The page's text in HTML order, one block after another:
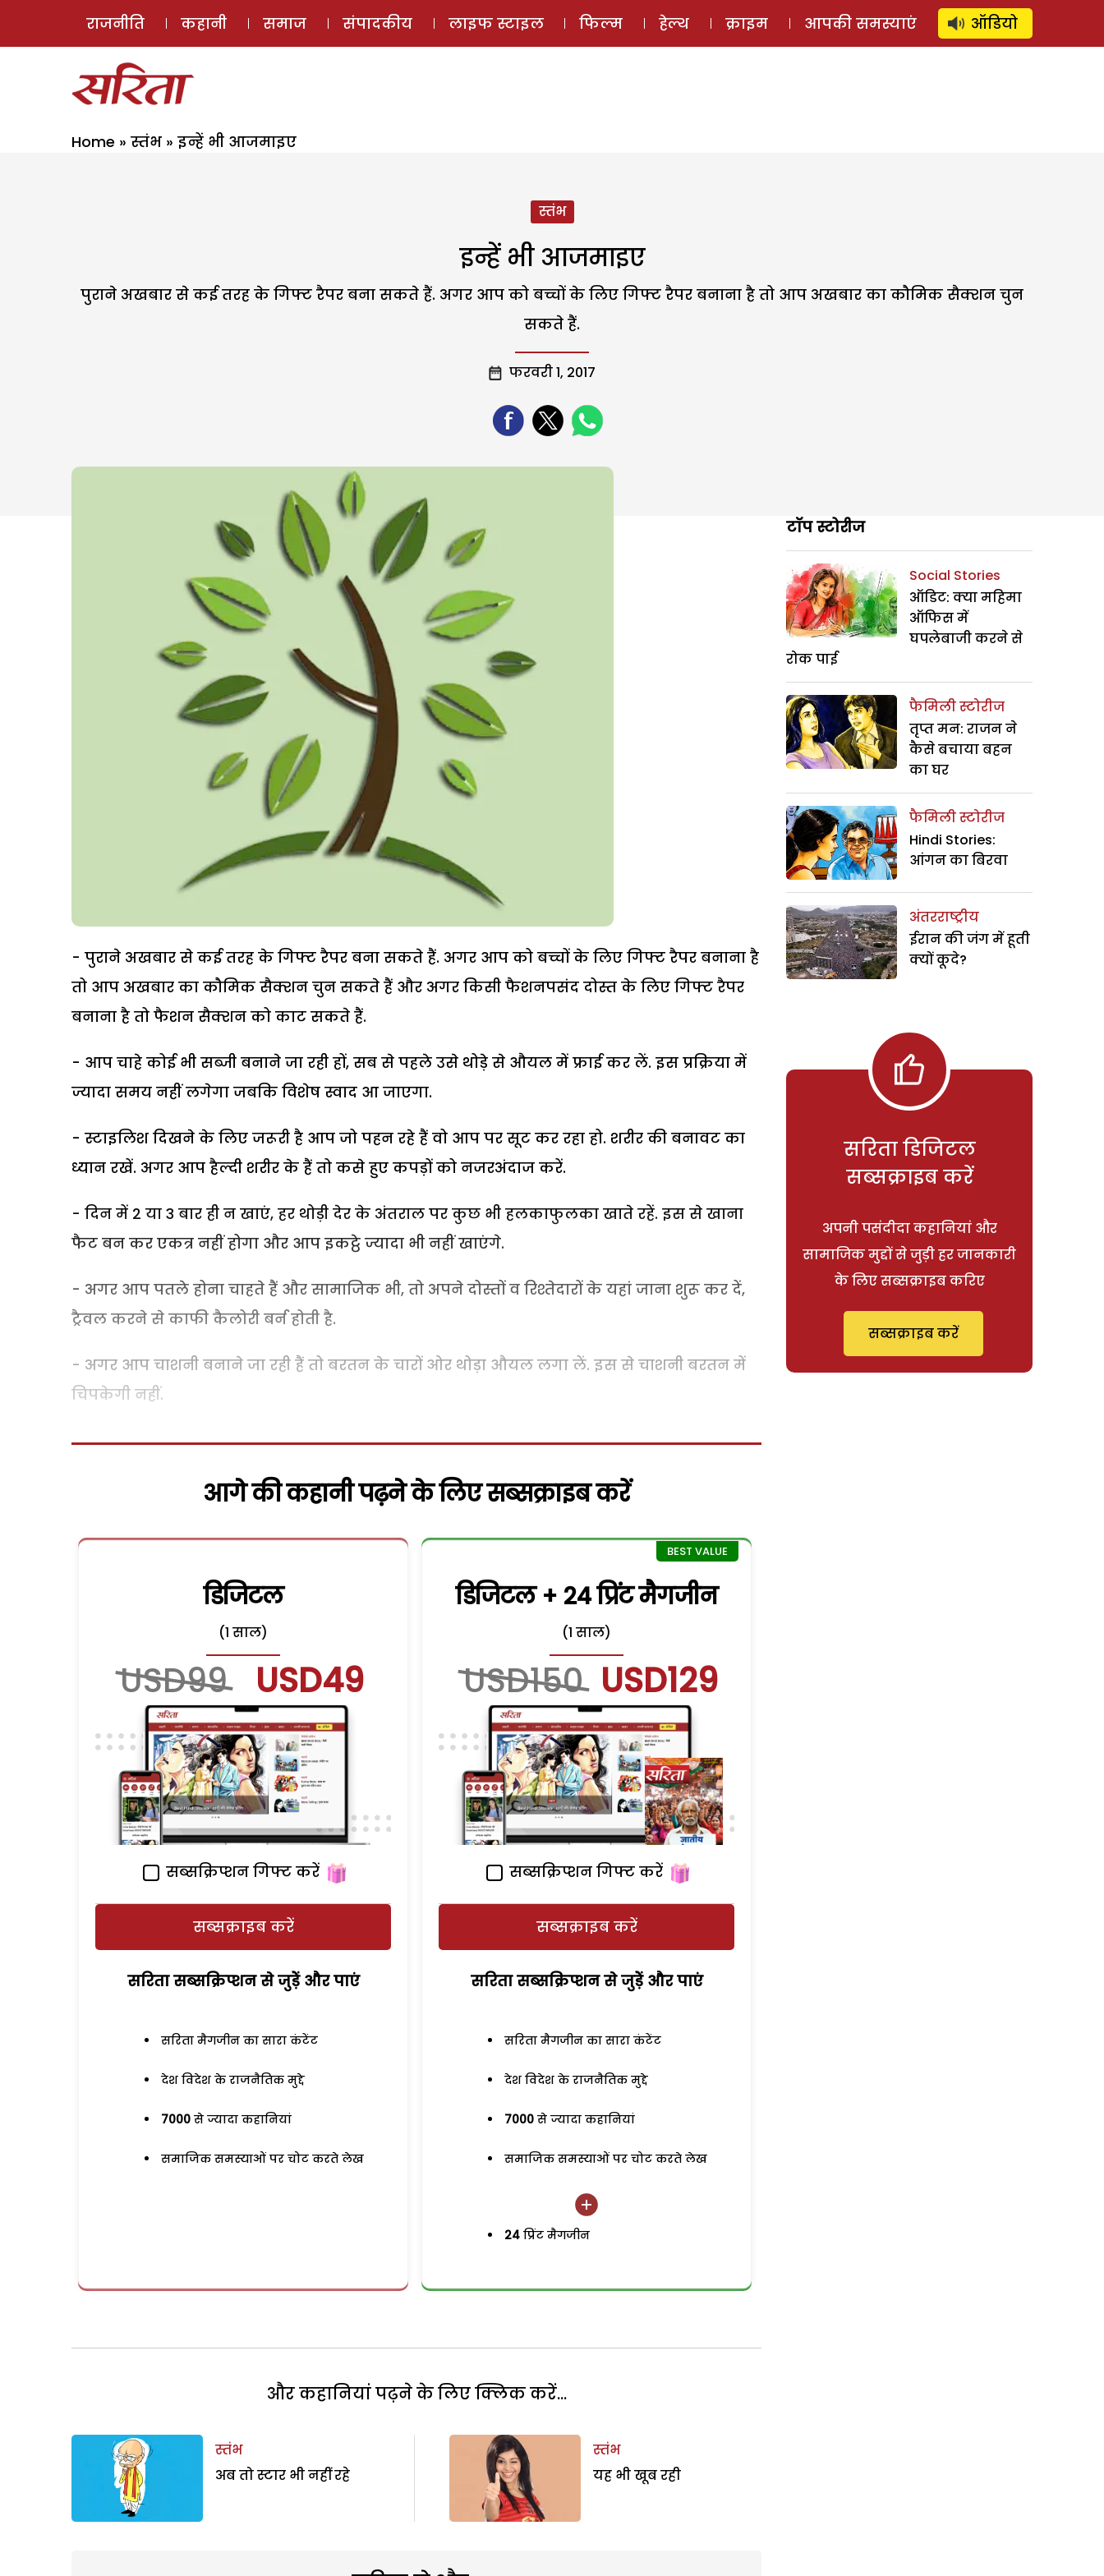
ई-मैगज़ीन ऑडियो स्टोरी लॉग इन ⚲ SUBSCRIBE
राजनीति कहानी समाज संपादकीय लाइफ स्टाइल फिल्म हेल्थ क्राइम आपकी समस्याएं ऑडियो
Home » स्तंभ » इन्हें भी आजमाइए
स्तंभ
इन्हें भी आजमाइए
पुराने अखबार से कई तरह के गिफ्ट रैपर बना सकते हैं. अगर आप को बच्चों के लिए गिफ्ट रैपर बनाना है तो आप अखबार का कौमिक सैक्शन चुन
सकते हैं.
फरवरी 1, 2017
- पुराने अखबार से कई तरह के गिफ्ट रैपर बना सकते हैं. अगर आप को बच्चों के लिए गिफ्ट रैपर बनाना है
तो आप अखबार का कौमिक सैक्शन चुन सकते हैं और अगर किसी फैशनपसंद दोस्त के लिए गिफ्ट रैपर
बनाना है तो फैशन सैक्शन को काट सकते हैं.
- आप चाहे कोई भी सब्जी बनाने जा रही हों, सब से पहले उसे थोड़े से औयल में फ्राई कर लें. इस प्रक्रिया में
ज्यादा समय नहीं लगेगा जबकि विशेष स्वाद आ जाएगा.
- स्टाइलिश दिखने के लिए जरूरी है आप जो पहन रहे हैं वो आप पर सूट कर रहा हो. शरीर की बनावट का
ध्यान रखें. अगर आप हैल्दी शरीर के हैं तो कसे हुए कपड़ों को नजरअंदाज करें.
- दिन में 2 या 3 बार ही न खाएं, हर थोड़ी देर के अंतराल पर कुछ भी हलकाफुलका खाते रहें. इस से खाना
फैट बन कर एकत्र नहीं होगा और आप इकट्ठे ज्यादा भी नहीं खाएंगे.
- अगर आप पतले होना चाहते हैं और सामाजिक भी, तो अपने दोस्तों व रिश्तेदारों के यहां जाना शुरू कर दें,
ट्रैवल करने से काफी कैलोरी बर्न होती है.
- अगर आप चाशनी बनाने जा रही हैं तो बरतन के चारों ओर थोड़ा औयल लगा लें. इस से चाशनी बरतन में
चिपकेगी नहीं.
आगे की कहानी पढ़ने के लिए सब्सक्राइब करें
डिजिटल
(1 साल)
USD99 USD49
सब्सक्रिप्शन गिफ्ट करें
सब्सक्राइब करें
सरिता सब्सक्रिप्शन से जुड़ेें और पाएं
सरिता मैगजीन का सारा कंटेंट
देश विदेश के राजनैतिक मुद्दे
7000 से ज्यादा कहानियां
समाजिक समस्याओं पर चोट करते लेख
डिजिटल + 24 प्रिंट मैगजीन
(1 साल)
USD150 USD129
सब्सक्रिप्शन गिफ्ट करें
सब्सक्राइब करें
सरिता सब्सक्रिप्शन से जुड़ेें और पाएं
सरिता मैगजीन का सारा कंटेंट
देश विदेश के राजनैतिक मुद्दे
7000 से ज्यादा कहानियां
समाजिक समस्याओं पर चोट करते लेख
24 प्रिंट मैगजीन
और कहानियां पढ़ने के लिए क्लिक करें...
स्तंभ
अब तो स्टार भी नहीं रहे
स्तंभ
यह भी खूब रही
टॉप स्टोरीज
Social Stories
ऑडिट: क्या महिमा
ऑफिस में
घपलेबाजी करने से
रोक पाई
फैमिली स्टोरीज
तृप्त मन: राजन ने
कैसे बचाया बहन
का घर
फैमिली स्टोरीज
Hindi Stories:
आंगन का बिरवा
अंतरराष्ट्रीय
ईरान की जंग में हूती
क्यों कूदे?
सरिता डिजिटल
सब्सक्राइब करें
अपनी पसंदीदा कहानियां और
सामाजिक मुद्दों से जुड़ी हर जानकारी
के लिए सब्सक्राइब करिए
सब्सक्राइब करें